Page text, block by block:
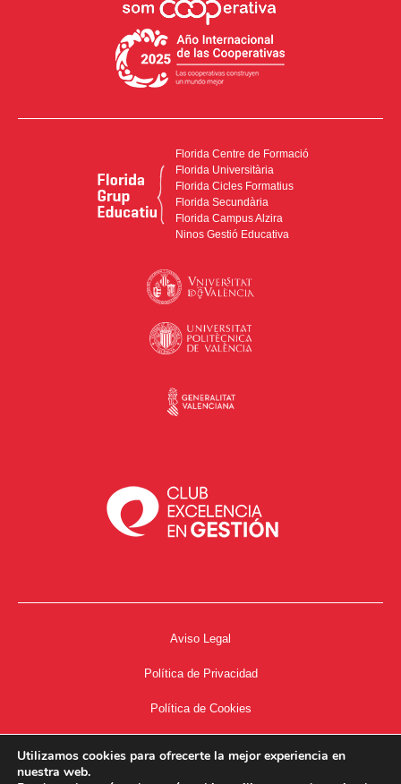
Florida Centre de Formació
Florida Universitària
Florida Cicles Formatius
Florida Secundària
Florida Campus Alzira
Ninos Gestió Educativa
Aviso Legal
Política de Privacidad
Política de Cookies
Utilizamos cookies para ofrecerte la mejor experiencia en
nuestra web.